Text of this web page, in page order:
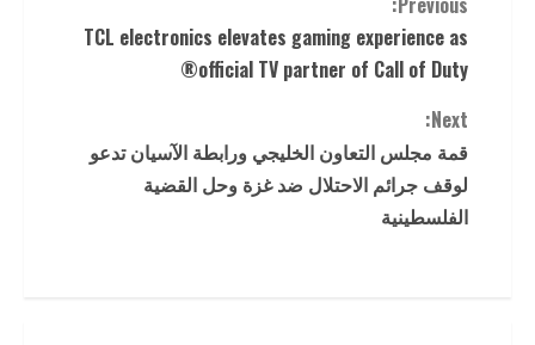
C
o
n
t
i
TCL electronics elevates gaming experience as
official TV partner of Call of Duty®
Next:
قمة مجلس التعاون الخليجي ورابطة الآسيان تدعو
لوقف جرائم الاحتلال ضد غزة وحل القضية
الفلسطينية